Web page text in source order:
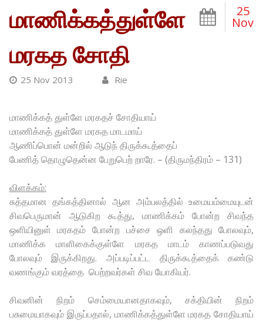
25
Nov
மாணிக்கத்துள்ளே
மரகத சோதி
25 Nov 2013 Rie
மாணிக்கத் துள்ளே மரகதச் சோதியாய்
மாணிக்கத் துள்ளே மரகத மாடமாய்
ஆணிப்பொன் மன்றில் ஆடுந் திருக்கூத்தைப்
பேணித் தொழுதென்ன பேறுபெற் றாரே. – (திருமந்திரம் – 131)
விளக்கம்:
சுத்தமான தங்கத்தினால் ஆன அம்பலத்தில் உமையம்மையுடன்
சிவபெருமான் ஆடுகிற கூத்து, மாணிக்கம் போன்ற சிவந்த
ஒளியினுள் மரகதம் போன்ற பச்சை ஒளி கலந்தது போலவும்,
மாணிக்க மாளிகைக்குள்ளே மரகத மாடம் காணப்படுவது
போலவும் இருக்கிறது. அப்படிப்பட்ட திருக்கூத்தைக் கண்டு
வணங்கும் வரத்தை பெற்றவர்கள் சிவ யோகியர்.
சிவனின் நிறம் செம்மையானதாகவும், சக்தியின் நிறம்
பசுமையாகவும் இருப்பதால், மாணிக்கத்துள்ளே மரகத சோதியாய்